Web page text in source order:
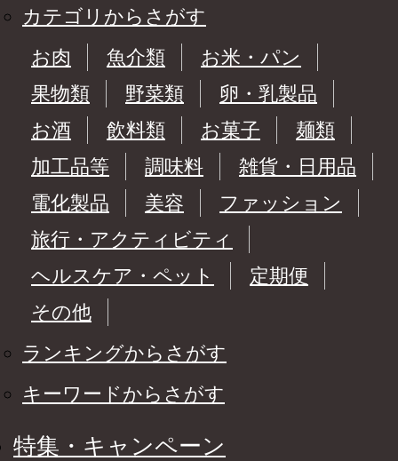
カテゴリからさがす
お肉
魚介類
お米・パン
果物類
野菜類
卵・乳製品
お酒
飲料類 お菓子
麺類
加工品等
調味料
雑貨・日用品
電化製品
美容
ファッション
旅行・アクティビティ
ヘルスケア・ペット
定期便
その他
ランキングからさがす
キーワードからさがす
特集・キャンペーン